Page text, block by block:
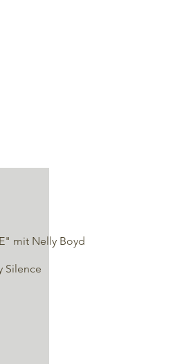
mit Nelly Boyd
Silence